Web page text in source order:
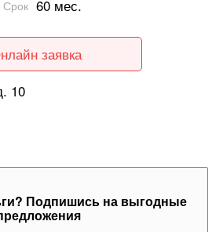
Срок 60 мес.
заявка
10
Подпишись на выгодные